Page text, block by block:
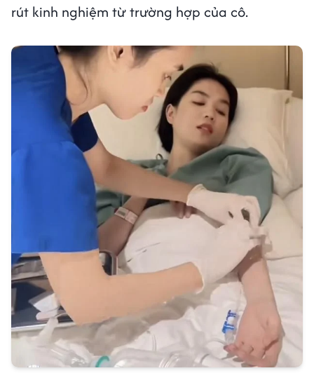
rút kinh nghiệm từ trường hợp của cô.